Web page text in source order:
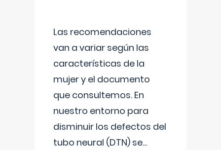
Las recomendaciones
van a variar según las
características de la
mujer y el documento
que consultemos. En
nuestro entorno para
disminuir los defectos del
tubo neural (DTN) se...